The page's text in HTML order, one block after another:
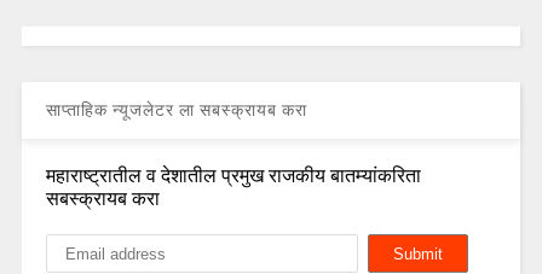
साप्ताहिक न्यूजलेटर ला सबस्क्रायब करा
महाराष्ट्रातील व देशातील प्रमुख राजकीय बातम्यांकरिता
सबस्क्रायब करा